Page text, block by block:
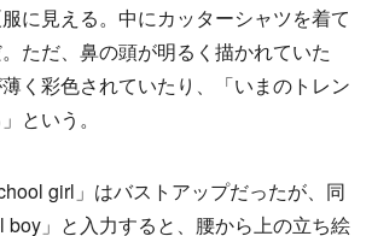
に見える。中にカッターシャツを着て
ただ、鼻の頭が明るく描かれていた
く彩色されていたり、「いまのトレン
という。
girl」はバストアップだったが、同
boy」と入力すると、腰から上の立ち絵